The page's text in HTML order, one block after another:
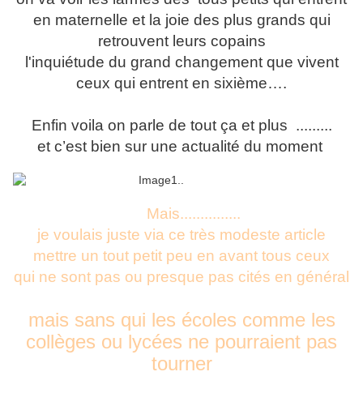
en maternelle et la joie des plus grands qui
retrouvent leurs copains
l'inquiétude du grand changement que vivent
ceux qui entrent en sixième….
Enfin voila on parle de tout ça et plus .........
et c’est bien sur une actualité du moment
Mais...............
je voulais juste via ce très modeste article
mettre un tout petit peu en avant tous ceux
qui ne sont pas ou presque pas cités en général
mais sans qui les écoles comme les
collèges ou lycées ne pourraient pas
tourner